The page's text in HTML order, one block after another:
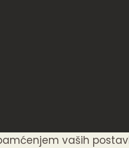
vaših